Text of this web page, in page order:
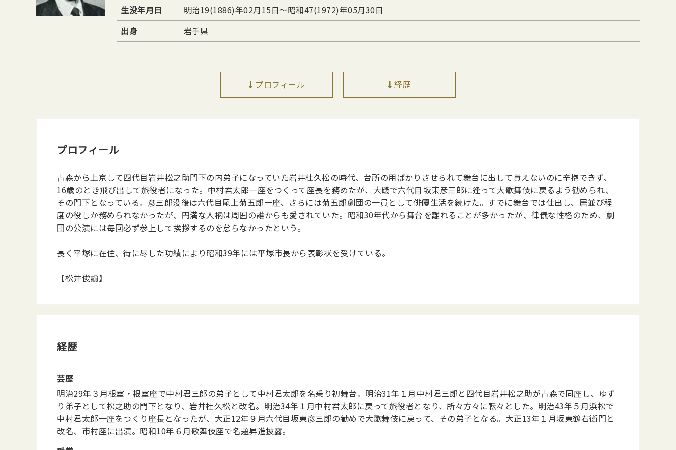
生没年月日
明治19(1886)年02月15日〜昭和47(1972)年05月30日
出身
岩手県
プロフィール 経歴
プロフィール
青森から上京して四代目岩井松之助門下の内弟子になっていた岩井杜久松の時代、台所の用ばかりさせられて舞台に出して貰えないのに辛抱できず、
16歳のとき飛び出して旅役者になった。中村君太郎一座をつくって座長を務めたが、大磯で六代目坂東彦三郎に逢って大歌舞伎に戻るよう勧められ、
その門下となっている。彦三郎没後は六代目尾上菊五郎一座、さらには菊五郎劇団の一員として俳優生活を続けた。すでに舞台では仕出し、居並び程
度の役しか務められなかったが、円満な人柄は周囲の誰からも愛されていた。昭和30年代から舞台を離れることが多かったが、律儀な性格のため、劇
団の公演には毎回必ず参上して挨拶するのを怠らなかったという。
長く平塚に在住、街に尽した功績により昭和39年には平塚市長から表彰状を受けている。
【松井俊諭】
経歴
芸歴
明治29年３月根室・根室座で中村君三郎の弟子として中村君太郎を名乗り初舞台。明治31年１月中村君三郎と四代目岩井松之助が青森で同座し、ゆず
り弟子として松之助の門下となり、岩井杜久松と改名。明治34年１月中村君太郎に戻って旅役者となり、所々方々に転々とした。明治43年５月浜松で
中村君太郎一座をつくり座長となったが、大正12年９月六代目坂東彦三郎の勧めで大歌舞伎に戻って、その弟子となる。大正13年１月坂東鶴右衛門と
改名、市村座に出演。昭和10年６月歌舞伎座で名題昇進披露。